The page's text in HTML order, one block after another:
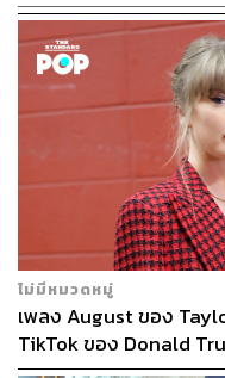
ไม่มีหมวดหมู่
เพลง August ของ
TikTok ของ Donald